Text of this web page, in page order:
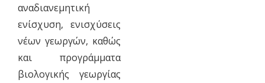
αναδιανεμητική
ενίσχυση, ενισχύσεις
νέων γεωργών, καθώς
και προγράμματα
βιολογικής γεωργίας